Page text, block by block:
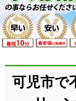
可児市で